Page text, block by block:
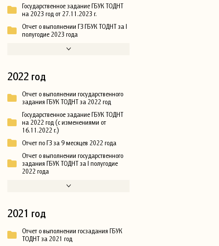
Государственное задание ГБУК ТОДНТ
на 2023 год от 27.11.2023 г.
Отчет о выполнении ГЗ ГБУК ТОДНТ за I
полугодие 2023 года
2022 год
Отчет о выполнении государственного
задания ГБУК ТОДНТ за 2022 год
Государственное задание ГБУК ТОДНТ
на 2022 год (с изменениями от
16.11.2022 г.)
Отчет по ГЗ за 9 месяцев 2022 года
Отчет о выполнении государственного
задания ГБУК ТОДНТ за I полугодие
2022 года
2021 год
Отчет о выполнении госзадания ГБУК
ТОДНТ за 2021 год